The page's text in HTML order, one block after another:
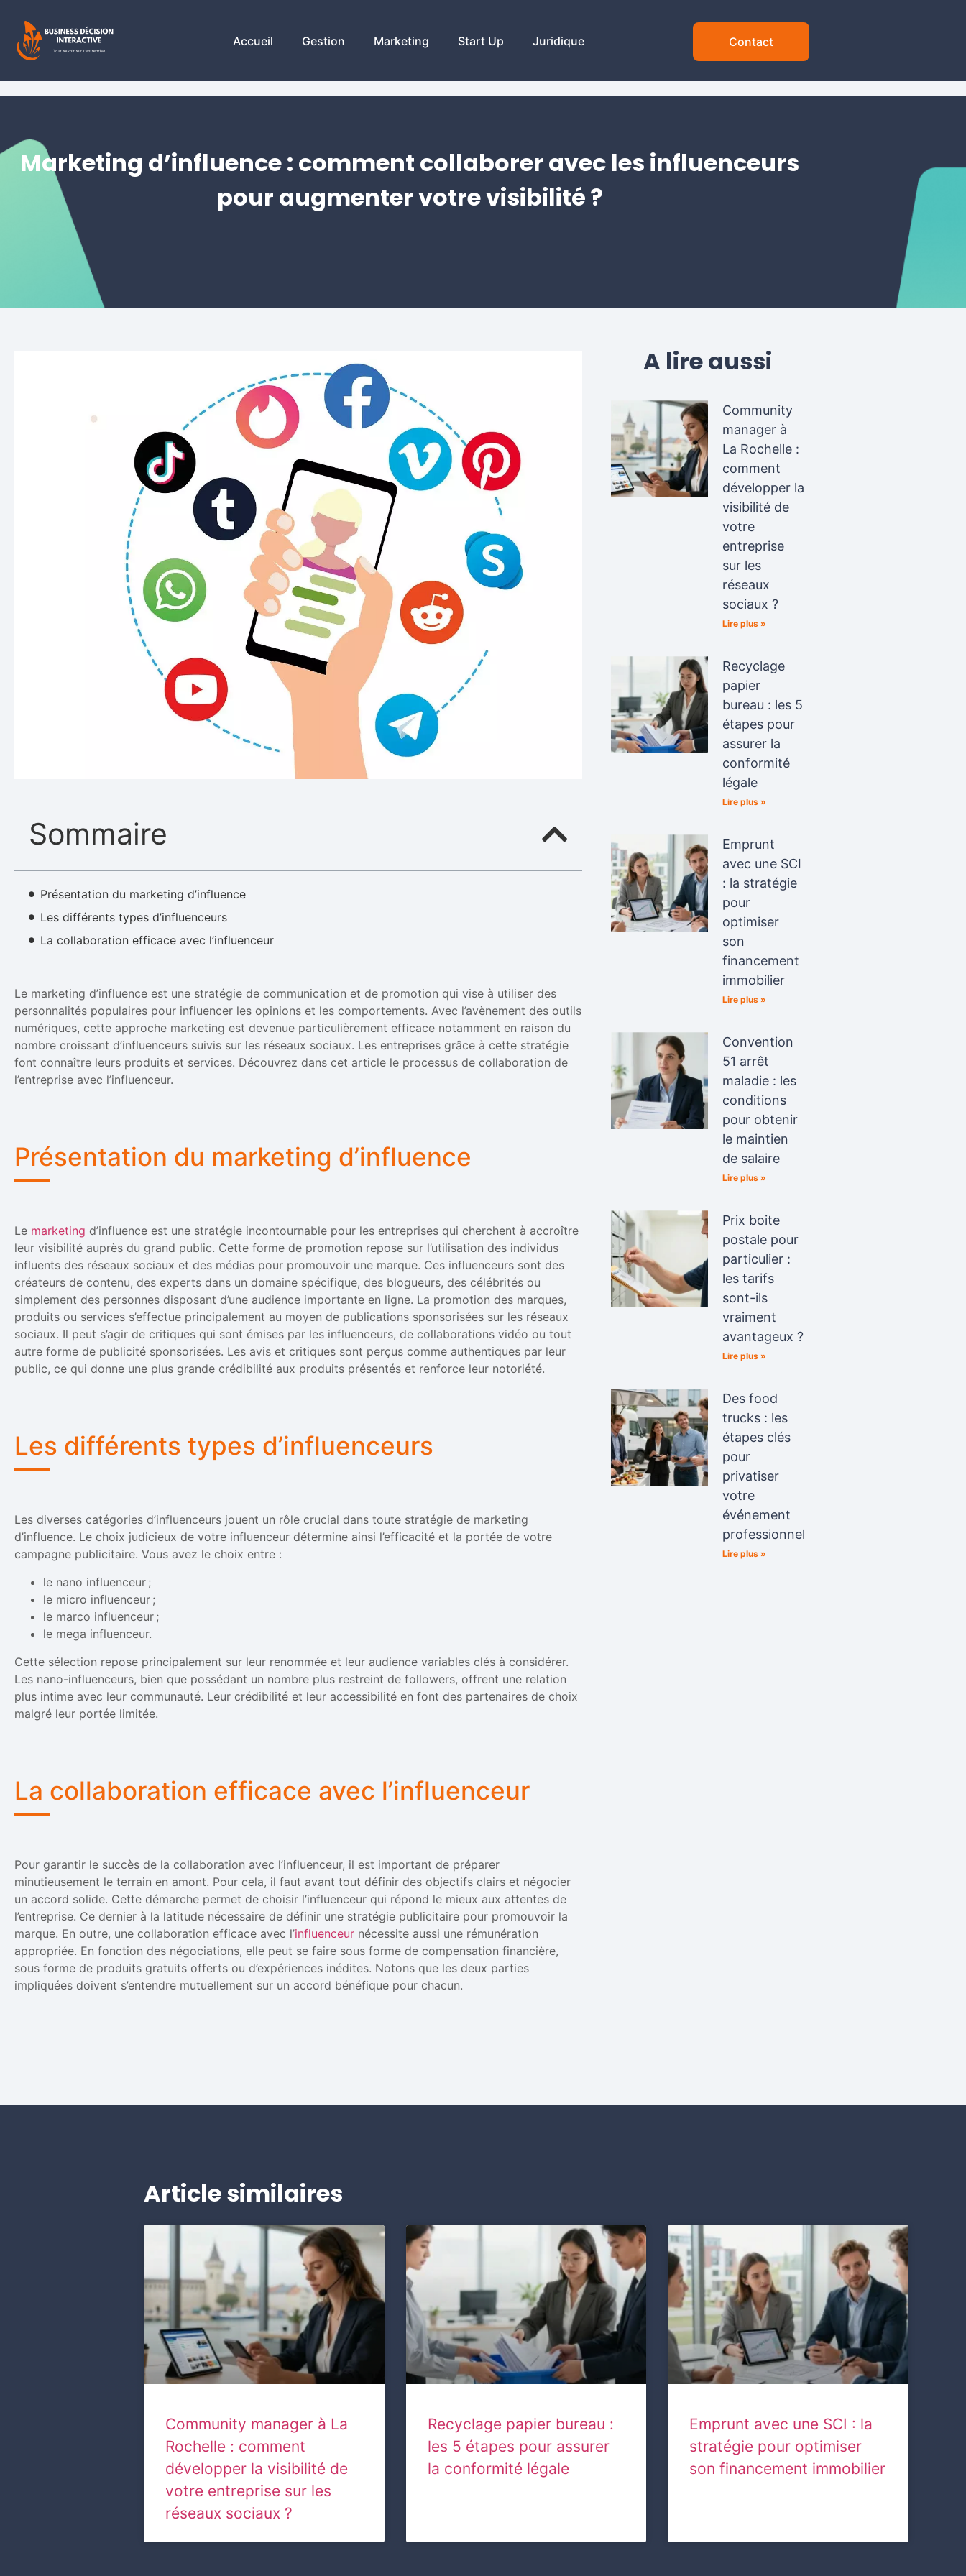
Accueil Gestion Marketing Start Up Juridique Contact
Marketing d’influence : comment collaborer avec les influenceurs
pour augmenter votre visibilité ?
Sommaire
Présentation du marketing d’influence
Les différents types d’influenceurs
La collaboration efficace avec l’influenceur
Le marketing d’influence est une stratégie de communication et de promotion qui vise à utiliser des
personnalités populaires pour influencer les opinions et les comportements. Avec l’avènement des outils
numériques, cette approche marketing est devenue particulièrement efficace notamment en raison du
nombre croissant d’influenceurs suivis sur les réseaux sociaux. Les entreprises grâce à cette stratégie
font connaître leurs produits et services. Découvrez dans cet article le processus de collaboration de
l’entreprise avec l’influenceur.
Présentation du marketing d’influence
Le marketing d’influence est une stratégie incontournable pour les entreprises qui cherchent à accroître
leur visibilité auprès du grand public. Cette forme de promotion repose sur l’utilisation des individus
influents des réseaux sociaux et des médias pour promouvoir une marque. Ces influenceurs sont des
créateurs de contenu, des experts dans un domaine spécifique, des blogueurs, des célébrités ou
simplement des personnes disposant d’une audience importante en ligne. La promotion des marques,
produits ou services s’effectue principalement au moyen de publications sponsorisées sur les réseaux
sociaux. Il peut s’agir de critiques qui sont émises par les influenceurs, de collaborations vidéo ou tout
autre forme de publicité sponsorisées. Les avis et critiques sont perçus comme authentiques par leur
public, ce qui donne une plus grande crédibilité aux produits présentés et renforce leur notoriété.
Les différents types d’influenceurs
Les diverses catégories d’influenceurs jouent un rôle crucial dans toute stratégie de marketing
d’influence. Le choix judicieux de votre influenceur détermine ainsi l’efficacité et la portée de votre
campagne publicitaire. Vous avez le choix entre :
le nano influenceur ;
le micro influenceur ;
le marco influenceur ;
le mega influenceur.
Cette sélection repose principalement sur leur renommée et leur audience variables clés à considérer.
Les nano-influenceurs, bien que possédant un nombre plus restreint de followers, offrent une relation
plus intime avec leur communauté. Leur crédibilité et leur accessibilité en font des partenaires de choix
malgré leur portée limitée.
La collaboration efficace avec l’influenceur
Pour garantir le succès de la collaboration avec l’influenceur, il est important de préparer
minutieusement le terrain en amont. Pour cela, il faut avant tout définir des objectifs clairs et négocier
un accord solide. Cette démarche permet de choisir l’influenceur qui répond le mieux aux attentes de
l’entreprise. Ce dernier à la latitude nécessaire de définir une stratégie publicitaire pour promouvoir la
marque. En outre, une collaboration efficace avec l’influenceur nécessite aussi une rémunération
appropriée. En fonction des négociations, elle peut se faire sous forme de compensation financière,
sous forme de produits gratuits offerts ou d’expériences inédites. Notons que les deux parties
impliquées doivent s’entendre mutuellement sur un accord bénéfique pour chacun.
A lire aussi
Community
manager à
La Rochelle :
comment
développer la
visibilité de
votre
entreprise
sur les
réseaux
sociaux ?
Lire plus »
Recyclage
papier
bureau : les 5
étapes pour
assurer la
conformité
légale
Lire plus »
Emprunt
avec une SCI
: la stratégie
pour
optimiser
son
financement
immobilier
Lire plus »
Convention
51 arrêt
maladie : les
conditions
pour obtenir
le maintien
de salaire
Lire plus »
Prix boite
postale pour
particulier :
les tarifs
sont-ils
vraiment
avantageux ?
Lire plus »
Des food
trucks : les
étapes clés
pour
privatiser
votre
événement
professionnel
Lire plus »
Article similaires
Community manager à La
Rochelle : comment
développer la visibilité de
votre entreprise sur les
réseaux sociaux ?
Recyclage papier bureau :
les 5 étapes pour assurer
la conformité légale
Emprunt avec une SCI : la
stratégie pour optimiser
son financement immobilier